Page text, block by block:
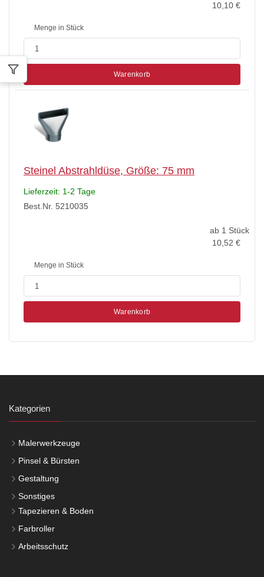
10,10 €
Menge in Stück
Warenkorb
Steinel Abstrahldüse, Größe: 75 mm
Lieferzeit: 1-2 Tage
Best.Nr. 5210035
ab 1 Stück
10,52 €
Menge in Stück
Warenkorb
Kategorien
Malerwerkzeuge
Pinsel & Bürsten
Gestaltung
Sonstiges
Tapezieren & Boden
Farbroller
Arbeitsschutz